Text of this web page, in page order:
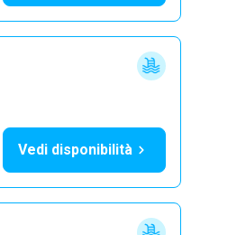
Vedi disponibilità